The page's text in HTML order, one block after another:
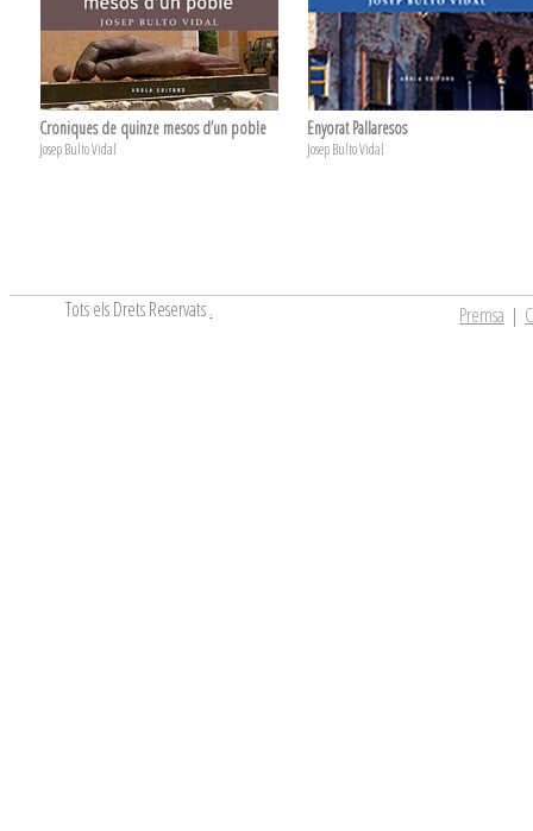
Croniques de quinze mesos d’un poble
Josep Bulto Vidal
Enyorat Pallaresos
Josep Bulto Vidal
Tots els Drets Reservats. Premsa |